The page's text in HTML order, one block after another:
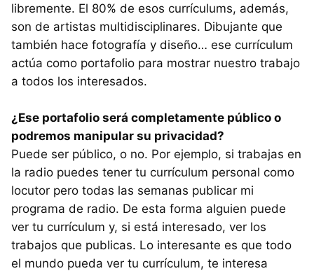
libremente. El 80% de esos currículums, además,
son de artistas multidisciplinares. Dibujante que
también hace fotografía y diseño… ese currículum
actúa como portafolio para mostrar nuestro trabajo
a todos los interesados.
¿Ese portafolio será completamente público o
podremos manipular su privacidad?
Puede ser público, o no. Por ejemplo, si trabajas en
la radio puedes tener tu currículum personal como
locutor pero todas las semanas publicar mi
programa de radio. De esta forma alguien puede
ver tu currículum y, si está interesado, ver los
trabajos que publicas. Lo interesante es que todo
el mundo pueda ver tu currículum, te interesa